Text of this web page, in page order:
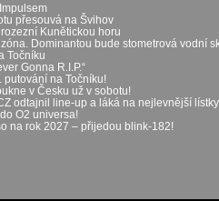
přesouvá na Švihov
Kunětickou horu
Dominantou bude stometrová vodní
Točníku
Gonna R.I.P.“
putování na Točníku!
v Česku už v sobotu!
odtajnil line-up a láká na nejlevnější
O2 universa!
na rok 2027 – přijedou blink-182!